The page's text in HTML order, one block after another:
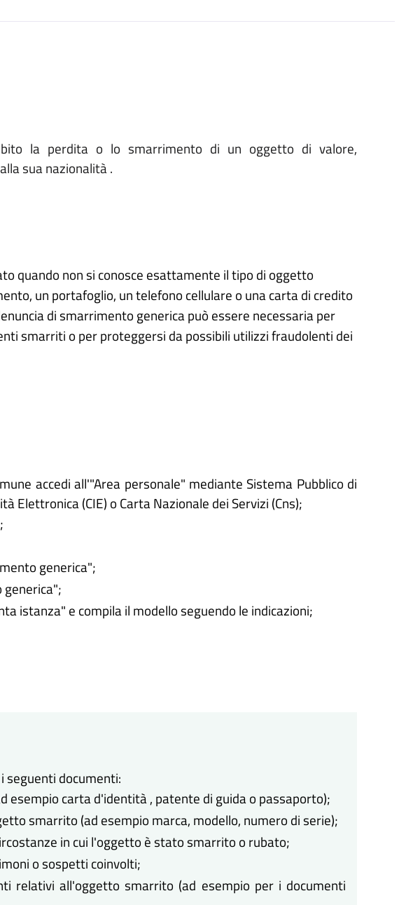
la perdita o lo smarrimento di un oggetto di valore,
sua nazionalità .
quando non si conosce esattamente il tipo di oggetto
un portafoglio, un telefono cellulare o una carta di credito
di smarrimento generica può essere necessaria per
smarriti o per proteggersi da possibili utilizzi fraudolenti dei
accedi all'"Area personale" mediante Sistema Pubblico di
Elettronica (CIE) o Carta Nazionale dei Servizi (Cns);
generica";
generica";
istanza" e compila il modello seguendo le indicazioni;
seguenti documenti:
esempio carta d'identità , patente di guida o passaporto);
smarrito (ad esempio marca, modello, numero di serie);
in cui l'oggetto è stato smarrito o rubato;
o sospetti coinvolti;
relativi all'oggetto smarrito (ad esempio per i documenti